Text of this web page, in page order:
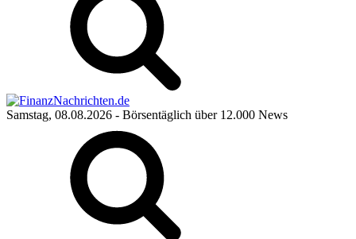
Samstag, 08.08.2026 - Börsentäglich über 12.000 News